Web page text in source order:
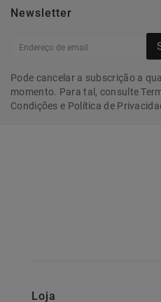
Newsletter
Pode cancelar a subscrição a
momento. Para tal, consulte
Condições e Política de
Loja